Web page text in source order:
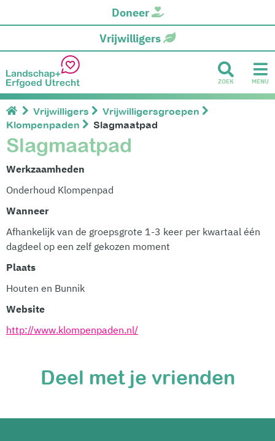
Doneer
Vrijwilligers
ZOEK MENU
Vrijwilligers
Vrijwilligersgroepen
Klompenpaden
Slagmaatpad
Slagmaatpad
Werkzaamheden
Onderhoud Klompenpad
Wanneer
Afhankelijk van de groepsgrote 1-3 keer per kwartaal één
dagdeel op een zelf gekozen moment
Plaats
Houten en Bunnik
Website
http://www.klompenpaden.nl/
Deel met je vrienden